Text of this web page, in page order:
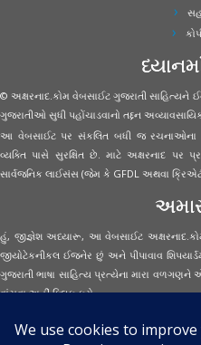
© અક્ષરનાદ.કોમ વેબસાઈટ ગુજરાતી સાહિત્યને
ગુજરાતીઓ સુધી પહોંચાડવાનો તદ્દન
આ વેબસાઈટ પર સંકલિત બધી જ રચનાઓના
વ્યક્તિ પાસે સુરક્ષિત છે. માટે અક્ષરનાદ
સાર્વજનિક લાઈસંસ (જેમ કે GFDL અથવા
હું, જીજ્ઞેશ અધ્યારૂ, આ વેબસાઈટ
જીયોટેકનીકલ ઈજનેર છું અને પીપાવાવ
ગુજરાતી ભાષા સાહિત્ય પ્રત્યેના મારા
વાંચવાઅહીં ક્લિક કરો...
Secured